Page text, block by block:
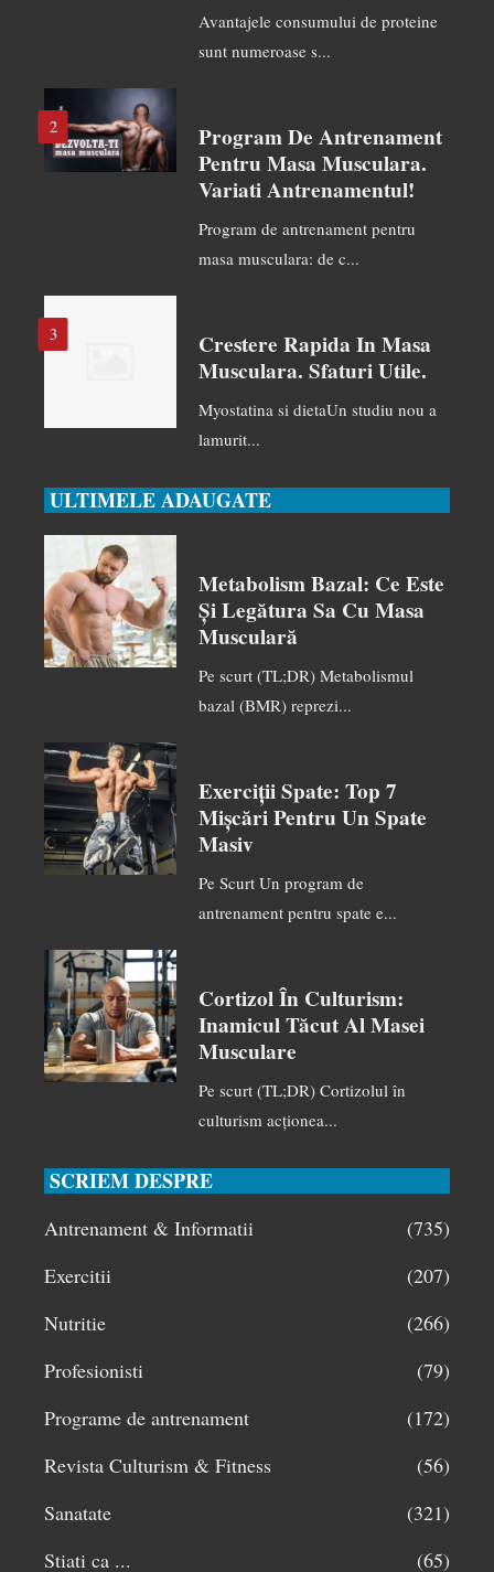
Avantajele consumului de proteine
sunt numeroase s...
2
Program De Antrenament
Pentru Masa Musculara.
Variati Antrenamentul!
Program de antrenament pentru
masa musculara: de c...
3
Crestere Rapida In Masa
Musculara. Sfaturi Utile.
Myostatina si dietaUn studiu nou a
lamurit...
ULTIMELE ADAUGATE
Metabolism Bazal: Ce Este
Și Legătura Sa Cu Masa
Musculară
Pe scurt (TL;DR) Metabolismul
bazal (BMR) reprezi...
Exerciții Spate: Top 7
Mișcări Pentru Un Spate
Masiv
Pe Scurt Un program de
antrenament pentru spate e...
Cortizol În Culturism:
Inamicul Tăcut Al Masei
Musculare
Pe scurt (TL;DR) Cortizolul în
culturism acționea...
SCRIEM DESPRE
Antrenament & Informatii
(735)
Exercitii
(207)
Nutritie
(266)
Profesionisti
(79)
Programe de antrenament
(172)
Revista Culturism & Fitness
(56)
Sanatate
(321)
Stiati ca ...
(65)